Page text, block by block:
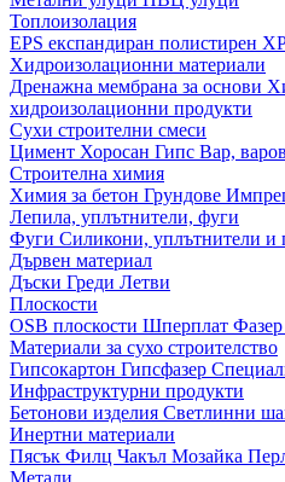
Топлоизолация
EPS експандиран полистирен
Хидроизолационни материали
Дренажна мембрана за основи
хидроизолационни продукти
Сухи строителни смеси
Цимент Хоросан Гипс Вар,
Строителна химия
Химия за бетон Грундове
Лепила, уплътнители, фуги
Фуги Силикони, уплътнители и
Дървен материал
Дъски Греди Летви
Плоскости
OSB плоскости Шперплат Фазер
Материали за сухо строителство
Гипсокартон Гипсфазер
Инфраструктурни продукти
Бетонови изделия Светлинни
Инертни материали
Пясък Филц Чакъл Мозайкa